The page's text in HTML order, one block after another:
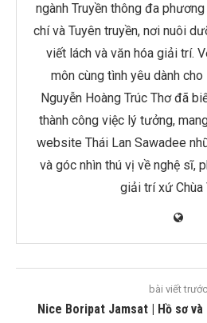
ngành Truyền thông đa
chí và Tuyên truyền, nơi nuôi
viết lách và văn hóa giải trí.
môn cùng tình yêu dành
Nguyễn Hoàng Trúc Thơ đã
thành công việc lý tưởng,
website Thái Lan Sawadee
và góc nhìn thú vị về nghệ sĩ,
giải trí xứ Chùa
bài viết trước
Nice Boripat Jamsat | Hồ sơ